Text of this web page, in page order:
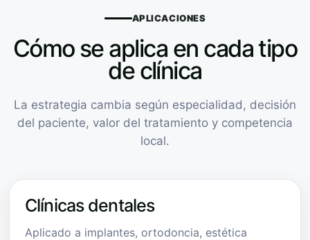
APLICACIONES
Cómo se aplica en cada tipo
de clínica
La estrategia cambia según especialidad, decisión
del paciente, valor del tratamiento y competencia
local.
Clínicas dentales
Aplicado a implantes, ortodoncia, estética